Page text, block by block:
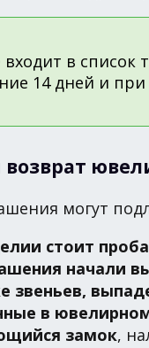
в список
14 дней и при
могут
стоит
начали
звеньев,
в
замок,